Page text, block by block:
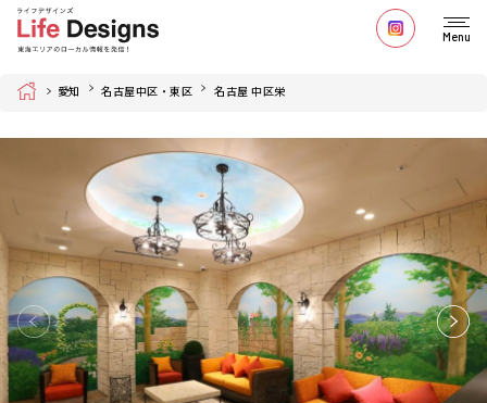
Menu
Home 愛知 名古屋中区・東区 名古屋 中区栄